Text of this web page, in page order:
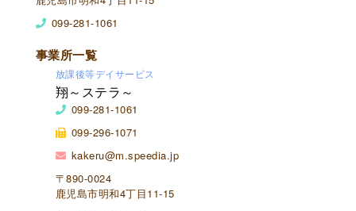
099-281-1061
事業所一覧
放課後等デイサービス
翔～ステラ～
099-281-1061
099-296-1071
kakeru@m.speedia.jp
〒890-0024
鹿児島市明和4丁目11-15